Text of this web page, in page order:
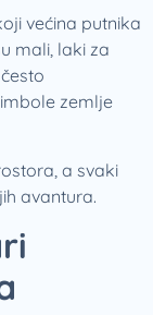
većina putnika
mali, laki za
zemlje
a svaki
avantura.